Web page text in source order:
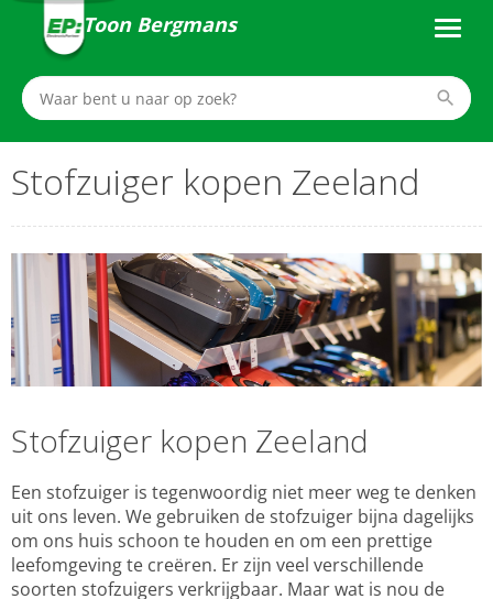
Toon Bergmans
Stofzuiger kopen Zeeland
Stofzuiger kopen Zeeland
Een stofzuiger is tegenwoordig niet meer weg te denken
uit ons leven. We gebruiken de stofzuiger bijna dagelijks
om ons huis schoon te houden en om een prettige
leefomgeving te creëren. Er zijn veel verschillende
soorten stofzuigers verkrijgbaar. Maar wat is nou de